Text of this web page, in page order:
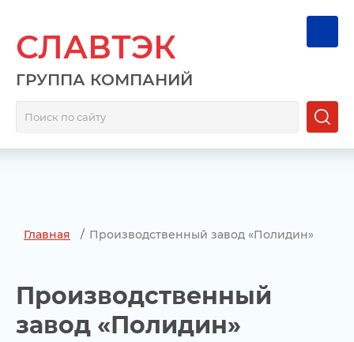
СЛАВТЭК
ГРУППА КОМПАНИЙ
Главная / Производственный завод «Полидин»
Производственный
завод «Полидин»